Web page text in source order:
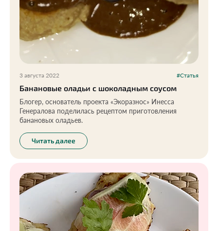
3 августа 2022 #Статья
Банановые оладьи с шоколадным соусом
Блогер, основатель проекта «Экоразнос» Инесса
Генералова поделилась рецептом приготовления
банановых оладьев.
Читать далее